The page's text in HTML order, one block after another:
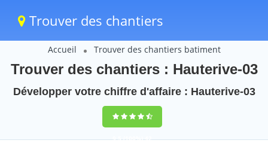
Trouver des chantiers
Accueil Trouver des chantiers batiment
Trouver des chantiers : Hauterive-03
Développer votre chiffre d'affaire : Hauterive-03
9,5(100%)42